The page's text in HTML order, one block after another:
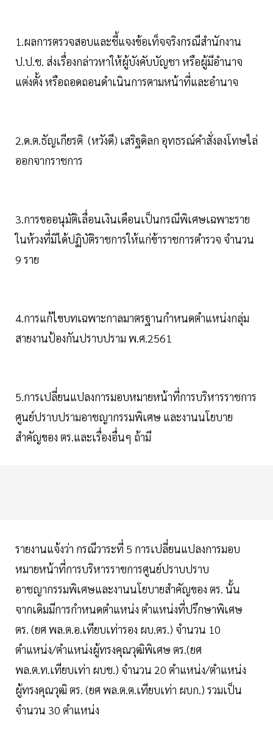
1.ผลการตรวจสอบและชี้แจงข้อเท็จจริงกรณีสำนักงาน
ป.ป.ช. ส่งเรื่องกล่าวหาให้ผู้บังคับบัญชา หรือผู้มีอำนาจ
แต่งตั้ง หรือถอดถอนดำเนินการตามหน้าที่และอำนาจ
2.ด.ต.ธัญเกียรติ (หวังดี) เสริฐดิลก อุทธรณ์คำสั่งลงโทษไล่
ออกจากราชการ
3.การขออนุมัติเลื่อนเงินเดือนเป็นกรณีพิเศษเฉพาะราย
ในห้วงที่มิได้ปฏิบัติราชการให้แก่ข้าราชการตำรวจ จำนวน
9 ราย
4.การแก้ไขบทเฉพาะกาลมาตรฐานกำหนดตำแหน่งกลุ่ม
สายงานป้องกันปราบปราม พ.ศ.2561
5.การเปลี่ยนแปลงการมอบหมายหน้าที่การบริหารราชการ
ศูนย์ปราบปรามอาชญากรรมพิเศษ และงานนโยบาย
สำคัญของ ตร.และเรื่องอื่นๆ ถ้ามี
รายงานแจ้งว่า กรณีวาระที่ 5 การเปลี่ยนแปลงการมอบ
หมายหน้าที่การบริหารราชการศูนย์ปราบปราบ
อาชญากรรมพิเศษและงานนโยบายสำคัญของ ตร. นั้น
จากเดิมมีการกำหนดตำแหน่ง ตำแหน่งที่ปรึกษาพิเศษ
ตร. (ยศ พล.ต.อ.เทียบเท่ารอง ผบ.ตร.) จำนวน 10
ตำแหน่ง/ตำแหน่งผู้ทรงคุณวุฒิพิเศษ ตร.(ยศ
พล.ต.ท.เทียบเท่า ผบช.) จำนวน 20 ตำแหน่ง/ตำแหน่ง
ผู้ทรงคุณวุฒิ ตร. (ยศ พล.ต.ต.เทียบเท่า ผบก.) รวมเป็น
จำนวน 30 ตำแหน่ง